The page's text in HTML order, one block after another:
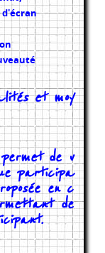
et moy
de v
participa
en c
de